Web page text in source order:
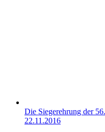
Die Siegerehrung der
22.11.2016